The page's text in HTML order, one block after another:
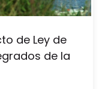
de Ley de
de la